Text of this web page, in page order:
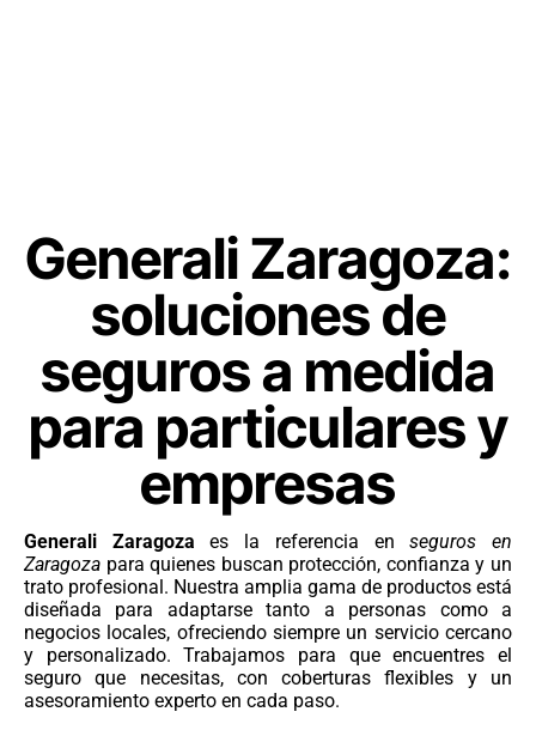
Generali Zaragoza:
soluciones de
seguros a medida
para particulares y
empresas
Generali Zaragoza es la referencia enseguros en
Zaragoza para quienes buscan protección, confianza y un
trato profesional. Nuestra amplia gama de productos está
diseñada para adaptarse tanto a personas como a
negocios locales, ofreciendo siempre un servicio cercano
y personalizado. Trabajamos para que encuentres el
seguro que necesitas, con coberturas flexibles y un
asesoramiento experto en cada paso.